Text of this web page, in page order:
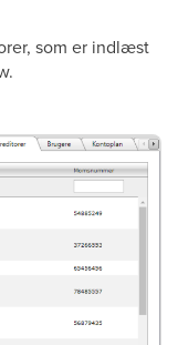
som er indlæst